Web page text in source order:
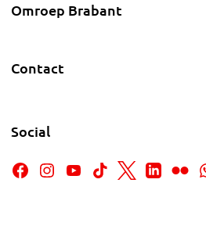
Omroep Brabant
Contact
Social